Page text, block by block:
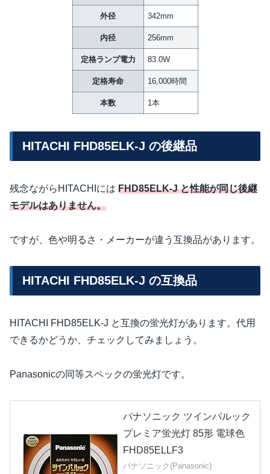
外径 342mm
内径 256mm
定格ランプ電力 83.0W
定格寿命 16,000時間
本数 1本
HITACHI FHD85ELK-J の後継品
残念ながらHITACHIには FHD85ELK-J と性能が同じ後継
モデルはありません。
ですが、色や明るさ・メーカーが違う互換品があります。
HITACHI FHD85ELK-J の互換品
HITACHI FHD85ELK-J と互換の蛍光灯があります。代用
できるかどうか、チェックしてみましょう。
Panasonicの同等スペックの蛍光灯です。
パナソニック ツインパルック
プレミア蛍光灯 85形 電球色
FHD85ELLF3
パナソニック(Panasonic)